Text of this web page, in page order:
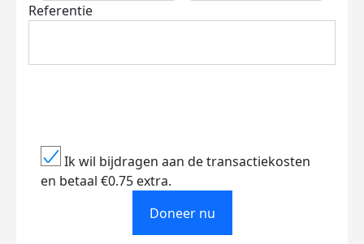
Referentie
Ik wil bijdragen aan de transactiekosten
en betaal €0.75 extra.
Doneer nu